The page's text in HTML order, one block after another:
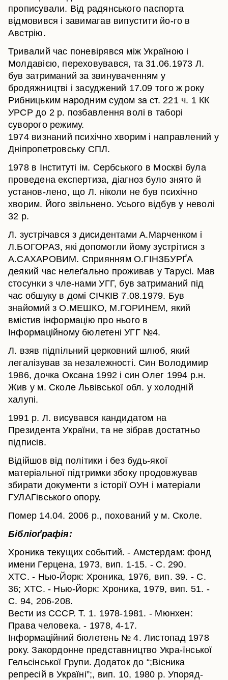
прописували. Від радянського паспорта
відмовився і завимагав випустити йо-го в
Австрію.
Тривалий час поневірявся між Україною і
Молдавією, переховувався, та 31.06.1973 Л.
був затриманий за звинуваченням у
бродяжництві і засуджений 17.09 того ж року
Рибницьким народним судом за ст. 221 ч. 1 КК
УРСР до 2 р. позбавлення волі в таборі
суворого режиму.
1974 визнаний психічно хворим і направлений у
Дніпропетровську СПЛ.
1978 в Інституті ім. Сербського в Москві була
проведена експертиза, діагноз було знято й
установ-лено, що Л. ніколи не був психічно
хворим. Його звільнено. Усього відбув у неволі
32 р.
Л. зустрічався з дисидентами А.Марченком і
Л.БОГОРАЗ, які допомогли йому зустрітися з
А.САХАРОВИМ. Сприянням О.ГІНЗБУРҐА
деякий час нелеґально проживав у Тарусі. Мав
стосунки з чле-нами УГГ, був затриманий під
час обшуку в домі СІЧКІВ 7.08.1979. Був
знайомий з О.МЕШКО, М.ГОРИНЕМ, який
вмістив інформацію про нього в
Інформаційному бюлетені УГГ №4.
Л. взяв підпільний церковний шлюб, який
легалізував за незалежності. Син Володимир
1986, дочка Оксана 1992 і син Олег 1994 р.н.
Жив у м. Сколе Львівської обл. у холодній
халупі.
1991 р. Л. висувався кандидатом на
Президента України, та не зібрав достатньо
підписів.
Відійшов від політики і без будь-якої
матеріальної підтримки збоку продовжував
збирати документи з історії ОУН і матеріали
ГУЛАГівського опору.
Помер 14.04. 2006 р., похований у м. Сколе.
Бібліоґрафія:
Хроника текущих событий. - Амстердам: фонд
имени Герцена, 1973, вип. 1-15. - С. 290.
ХТС. - Нью-Йорк: Хроника, 1976, вип. 39. - С.
36; ХТС. - Нью-Йорк: Хроника, 1979, вип. 51. -
С. 94, 206-208.
Вести из СССР. Т. 1. 1978-1981. - Мюнхен:
Права человека. - 1978, 4-17.
Інформаційний бюлетень № 4. Листопад 1978
року. Закордонне представництво Укра-їнської
Гельсінської Групи. Додаток до “;Вісника
репресій в Україні”;, вип. 10, 1980 р. Упоряд-